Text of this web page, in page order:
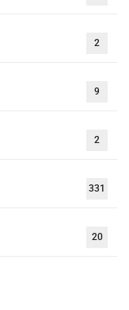
2
9
2
331
20